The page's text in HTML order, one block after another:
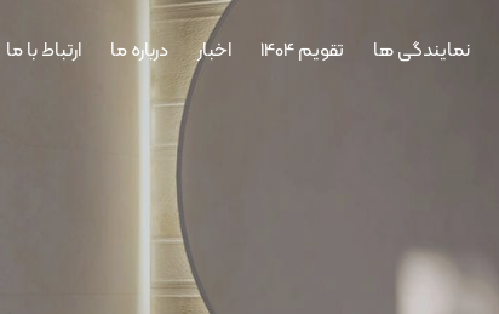
نمایندگی ها تقویم 1404 اخبار درباره ما ارتباط با ما